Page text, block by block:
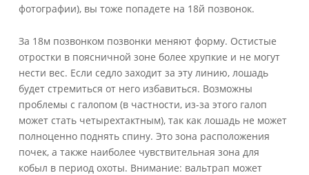
фотографии), вы тоже попадете на 18й позвонок.
За 18м позвонком позвонки меняют форму. Остистые
отростки в поясничной зоне более хрупкие и не могут
нести вес. Если седло заходит за эту линию, лошадь
будет стремиться от него избавиться. Возможны
проблемы с галопом (в частности, из-за этого галоп
может стать четырехтактным), так как лошадь не может
полноценно поднять спину. Это зона расположения
почек, а также наиболее чувствительная зона для
кобыл в период охоты. Внимание: вальтрап может